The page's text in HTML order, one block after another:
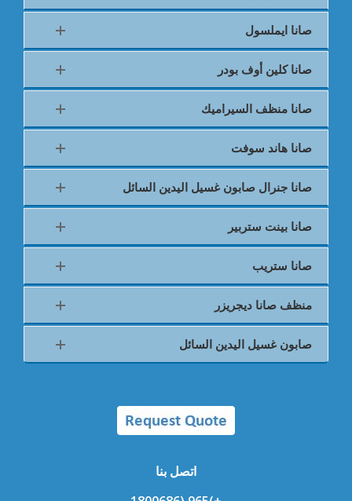
صانا ايملسول
صانا كلين أوف بودر
صانا منظف السيراميك
صانا هاند سوفت
صانا جنرال صابون غسيل اليدين السائل
صانا بينت ستربير
صانا ستريب
منظف صانا ديجريزر
صابون غسيل اليدين السائل
اتصل بنا